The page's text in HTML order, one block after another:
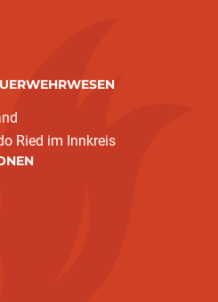
Ried im Innkreis